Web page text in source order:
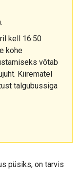
kell 16:50
kohe
võtab
Kiirematel
talgubussiga
püsiks, on tarvis